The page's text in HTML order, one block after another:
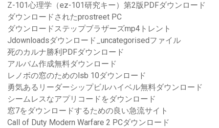
Z-101心理学（ez-101研究キー）第2版PDFダウンロード
ダウンロードされたprostreet PC
ダウンロードステップブラザーズmp4トレント
Jdownloadsダウンロード_uncategorisedファイル
死のカルナ勝利PDFダウンロード
アルバム作成無料ダウンロード
レノボの窓のためのlsb 10ダウンロード
勇気あるリーダーシップビルハイベル無料ダウンロード
シームレスなアプリコードをダウンロード
窓7をダウンロードするための良い急流サイト
Call of Duty Modern Warfare 2 PCダウンロード